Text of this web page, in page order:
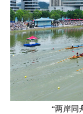
“两岸同